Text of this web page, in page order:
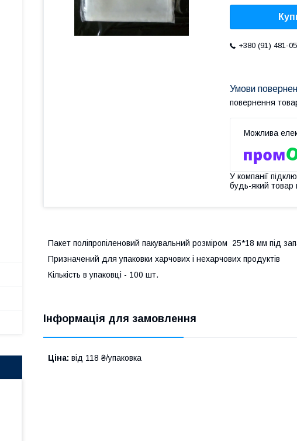
+380 (91) 481-
повернення
У компанії
будь-який товар
Пакет поліпропіленовий пакувальний розміром 25*18 мм під
Призначений для упаковки харчових і нехарчових продуктів
Кількість в упаковці - 100 шт.
Інформація для замовлення
Ціна: від 118 ₴/упаковка